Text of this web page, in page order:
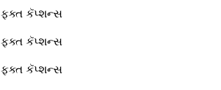
ફક્ત કૅપ્શન્સ
ફક્ત કૅપ્શન્સ
ફક્ત કૅપ્શન્સ